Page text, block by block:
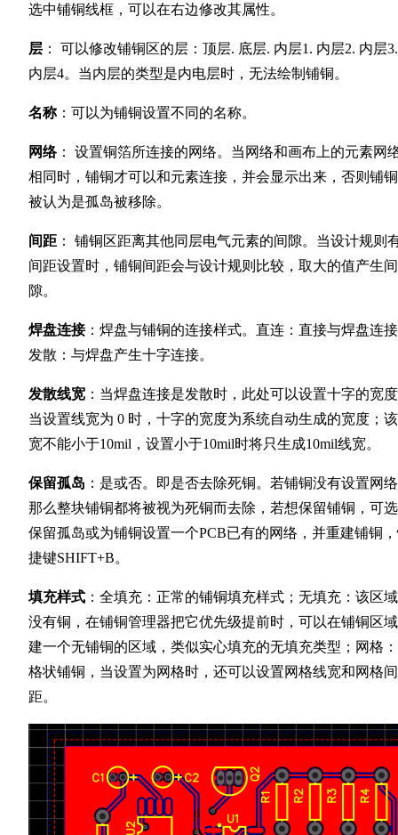
选中铺铜线框，可以在右边修改其属性。
层 ： 可以修改铺铜区的层：顶层. 底层. 内层1. 内层2. 内层3.
内层4。当内层的类型是内电层时，无法绘制铺铜。
名称：可以为铺铜设置不同的名称。
网络： 设置铜箔所连接的网络。当网络和画布上的元素网
相同时，铺铜才可以和元素连接，并会显示出来，否则铺
被认为是孤岛被移除。
间距 ： 铺铜区距离其他同层电气元素的间隙。当设计规则
间距设置时，铺铜间距会与设计规则比较，取大的值产生间
隙。
焊盘连接：焊盘与铺铜的连接样式。直连：直接与焊盘连
发散：与焊盘产生十字连接。
发散线宽 ：当焊盘连接是发散时，此处可以设置十字的宽
当设置线宽为 0 时，十字的宽度为系统自动生成的宽度；
宽不能小于10mil，设置小于10mil时将只生成10mil线宽。
保留孤岛 ：是或否。即是否去除死铜。若铺铜没有设置网
那么整块铺铜都将被视为死铜而去除，若想保留铺铜，可
保留孤岛或为铺铜设置一个PCB已有的网络，并重建铺铜
捷键SHIFT+B。
填充样式 ：全填充：正常的铺铜填充样式；无填充：该区
没有铜，在铺铜管理器把它优先级提前时，可以在铺铜区
建一个无铺铜的区域，类似实心填充的无填充类型；网格
格状铺铜，当设置为网格时，还可以设置网格线宽和网格间
距。